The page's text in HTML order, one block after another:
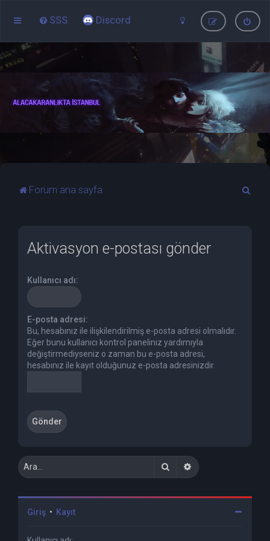
SSS Discord
Forum ana sayfa
Aktivasyon e-postası gönder
Kullanıcı adı:
E-posta adresi:
Bu, hesabınız ile ilişkilendirilmiş e-posta adresi olmalıdır.
Eğer bunu kullanıcı kontrol paneliniz yardımıyla
değiştirmediyseniz o zaman bu e-posta adresi,
hesabınız ile kayıt olduğunuz e-posta adresinizdir.
Gelişmiş arama
Giriş • Kayıt